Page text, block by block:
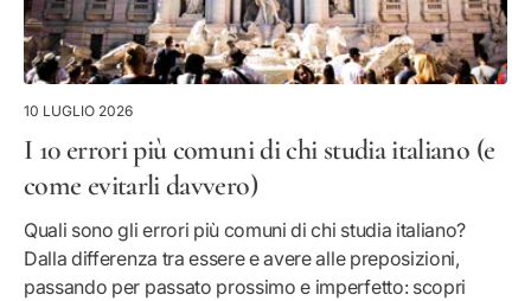
10 LUGLIO 2026
I 10 errori più comuni di chi studia italiano (e
come evitarli davvero)
Quali sono gli errori più comuni di chi studia italiano?
Dalla differenza tra essere e avere alle preposizioni,
passando per passato prossimo e imperfetto: scopri